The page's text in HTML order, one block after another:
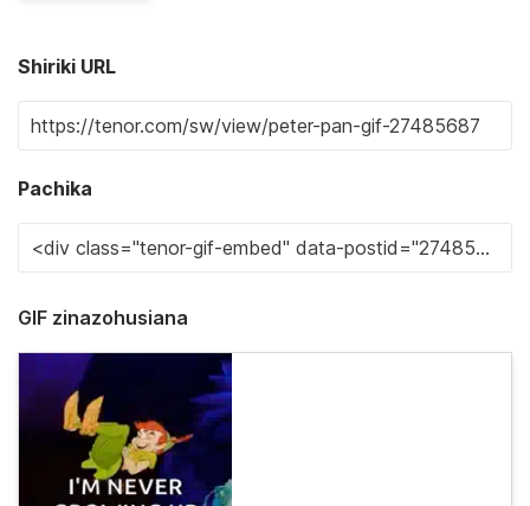
Shiriki URL
Pachika
GIF zinazohusiana